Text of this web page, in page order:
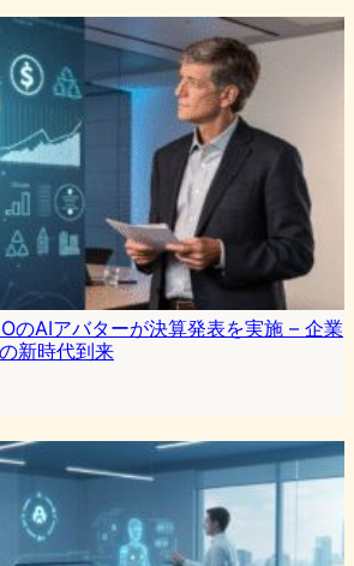
のAIアバターが決算発表を実施 – 企業
新時代到来